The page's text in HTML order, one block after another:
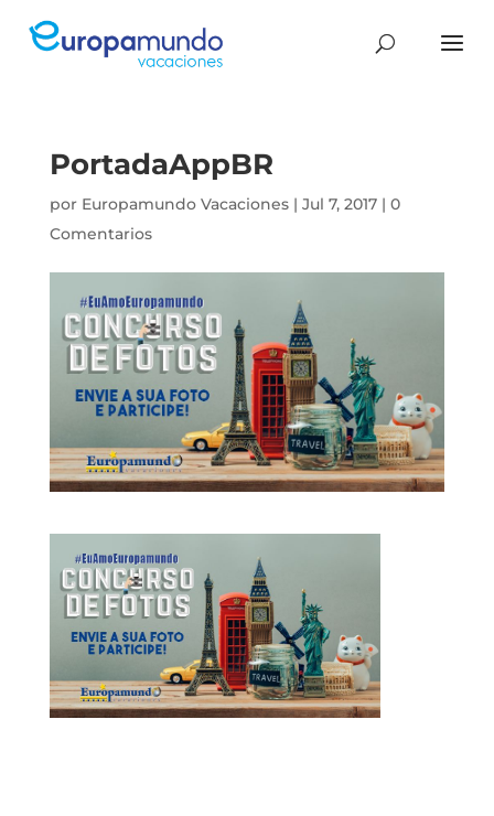
PortadaAppBR
por Europamundo Vacaciones| Jul 7, 2017| 0
Comentarios